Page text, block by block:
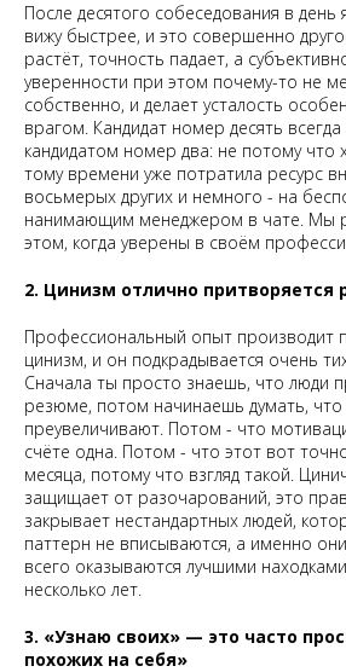
После десятого собеседования в день
вижу быстрее, и это совершенно
растёт, точность падает, а
уверенности при этом почему-то не
собственно, и делает усталость
врагом. Кандидат номер десять
кандидатом номер два: не потому что
тому времени уже потратила ресурс
восьмерых других и немного - на
нанимающим менеджером в чате. Мы
этом, когда уверены в своём
2. Цинизм отлично притворяется
Профессиональный опыт производит
цинизм, и он подкрадывается очень
Сначала ты просто знаешь, что люди
резюме, потом начинаешь думать, что
преувеличивают. Потом - что
счёте одна. Потом - что этот вот
месяца, потому что взгляд такой.
защищает от разочарований, это
закрывает нестандартных людей,
паттерн не вписываются, а именно
всего оказываются лучшими
несколько лет.
3. «Узнаю своих» — это часто
похожих на себя»